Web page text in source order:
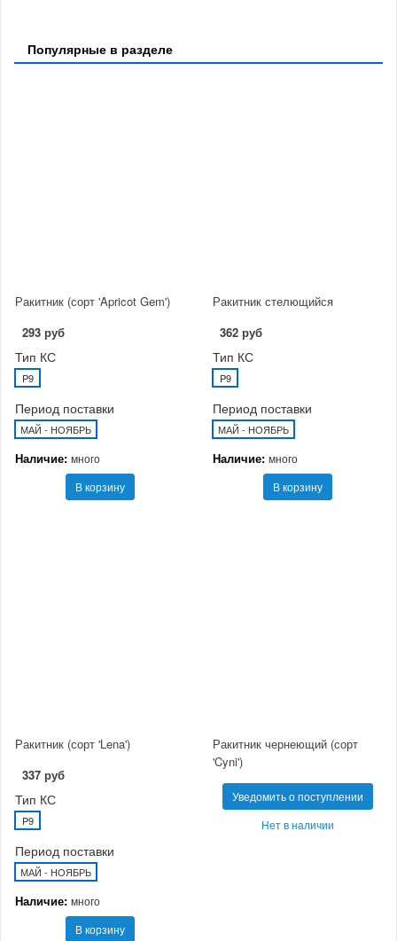
Популярные в разделе
Ракитник (сорт 'Apricot Gem')
293 руб
Тип КС
P9
Период поставки
МАЙ - НОЯБРЬ
Наличие: много
В корзину
Ракитник стелющийся
362 руб
Тип КС
P9
Период поставки
МАЙ - НОЯБРЬ
Наличие: много
В корзину
Ракитник (сорт 'Lena')
337 руб
Тип КС
P9
Период поставки
МАЙ - НОЯБРЬ
Наличие: много
В корзину
Ракитник чернеющий (сорт
'Cyni')
Уведомить о поступлении
Нет в наличии